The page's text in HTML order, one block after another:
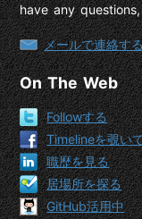
have any
メールで連絡す
On The Web
Followする
Timelineを覗い
職歴を見る
居場所を探る
GitHub活用中